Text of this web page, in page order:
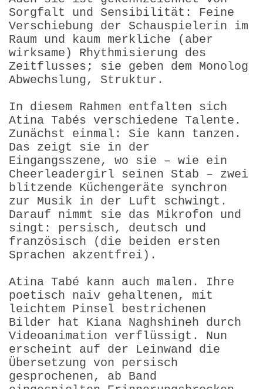
Sorgfalt und Sensibilität: Feine
Verschiebung der Schauspielerin im
Raum und kaum merkliche (aber
wirksame) Rhythmisierung des
Zeitflusses; sie geben dem Monolog
Abwechslung, Struktur.
In diesem Rahmen entfalten sich
Atina Tabés verschiedene Talente.
Zunächst einmal: Sie kann tanzen.
Das zeigt sie in der
Eingangsszene, wo sie – wie ein
Cheerleadergirl seinen Stab – zwei
blitzende Küchengeräte synchron
zur Musik in der Luft schwingt.
Darauf nimmt sie das Mikrofon und
singt: persisch, deutsch und
französisch (die beiden ersten
Sprachen akzentfrei).
Atina Tabé kann auch malen. Ihre
poetisch naiv gehaltenen, mit
leichtem Pinsel bestrichenen
Bilder hat Kiana Naghshineh durch
Videoanimation verflüssigt. Nun
erscheint auf der Leinwand die
Übersetzung von persisch
gesprochenen, ab Band